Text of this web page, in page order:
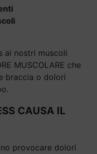
ai nostri muscoli
MUSCOLARE che
braccia o dolori
CAUSA IL
provocare dolori